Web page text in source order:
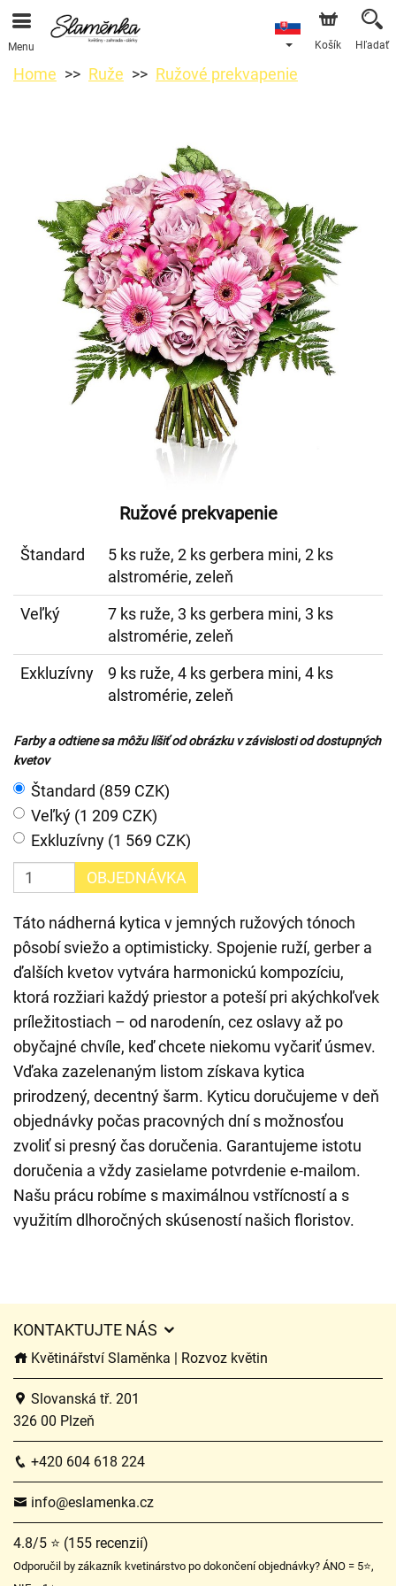
Menu Košík Hľadať
Home Ruže Ružové prekvapenie
Ružové prekvapenie
Štandard
5 ks ruže, 2 ks gerbera mini, 2 ks
alstromérie, zeleň
Veľký
7 ks ruže, 3 ks gerbera mini, 3 ks
alstromérie, zeleň
Exkluzívny
9 ks ruže, 4 ks gerbera mini, 4 ks
alstromérie, zeleň
Farby a odtiene sa môžu líšiť od obrázku v závislosti od dostupných
kvetov
Štandard (859 CZK)
Veľký (1 209 CZK)
Exkluzívny (1 569 CZK)
OBJEDNÁVKA
Táto nádherná kytica v jemných ružových tónoch
pôsobí sviežo a optimisticky. Spojenie ruží, gerber a
ďalších kvetov vytvára harmonickú kompozíciu,
ktorá rozžiari každý priestor a poteší pri akýchkoľvek
príležitostiach – od narodenín, cez oslavy až po
obyčajné chvíle, keď chcete niekomu vyčariť úsmev.
Vďaka zazelenaným listom získava kytica
prirodzený, decentný šarm. Kyticu doručujeme v deň
objednávky počas pracovných dní s možnosťou
zvoliť si presný čas doručenia. Garantujeme istotu
doručenia a vždy zasielame potvrdenie e-mailom.
Našu prácu robíme s maximálnou vstřícností a s
využitím dlhoročných skúseností našich floristov.
KONTAKTUJTE NÁS
Květinářství Slaměnka | Rozvoz květin
Slovanská tř. 201
326 00 Plzeň
+420 604 618 224
info@eslamenka.cz
4.8/5 ⭐ (155 recenzií)
Odporučil by zákazník kvetinárstvo po dokončení objednávky? ÁNO = 5⭐,